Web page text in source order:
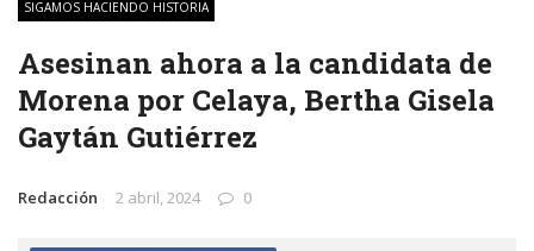
SIGAMOS HACIENDO HISTORIA
Asesinan ahora a la candidata de
Morena por Celaya, Bertha Gisela
Gaytán Gutiérrez
Redacción 2 abril, 2024 0